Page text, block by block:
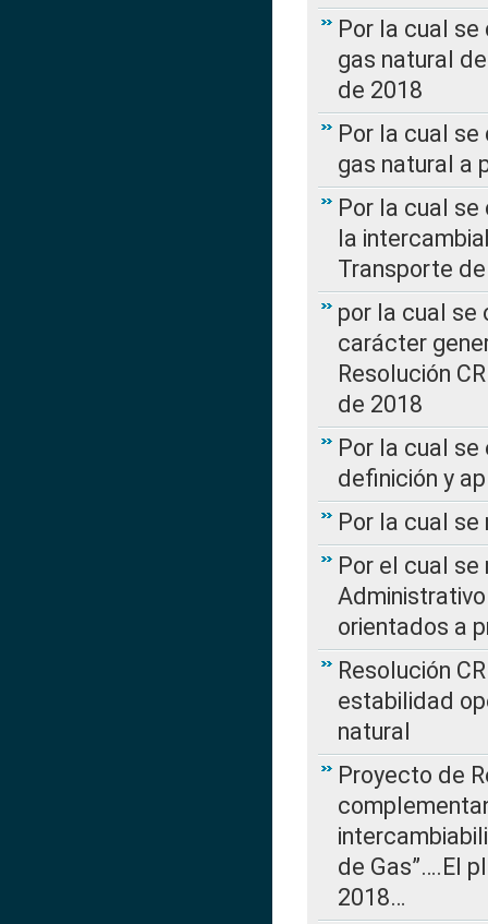
Por la cual
gas natural
de 2018
Por la cual
gas natural a
Por la cual
la
Transporte
por la cual se
carácter
Resolución
de 2018
Por la cual
definición y
Por la cual
Por el cual
orientados a
Resolución
estabilidad
natural
Proyecto de
de Gas”….El
2018…